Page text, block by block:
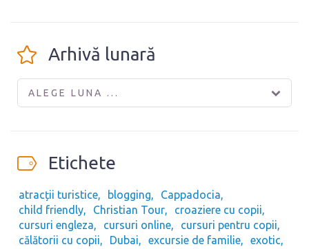
Arhivă lunară
ALEGE LUNA ...
Etichete
atracții turistice blogging
Cappadocia
child friendly
Christian Tour
croaziere cu copii
cursuri engleza
cursuri online
cursuri pentru copii
călătorii cu copii
Dubai excursie de familie
exotic